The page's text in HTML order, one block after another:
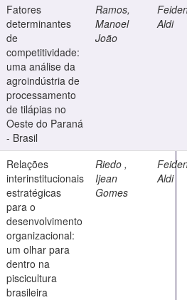
Fatores
determinantes
de
competitividade:
uma análise da
agroindústria de
processamento
de tilápias no
Oeste do Paraná
- Brasil
Ramos,
Manoel
João
Aldi
Relações
interinstitucionais
estratégicas
para o
desenvolvimento
organizacional:
um olhar para
dentro na
piscicultura
brasileira
Riedo ,
Ijean
Gomes
Aldi